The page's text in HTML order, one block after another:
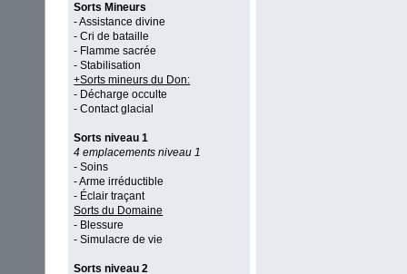
Sorts Mineurs
- Assistance divine
- Cri de bataille
- Flamme sacrée
- Stabilisation
+Sorts mineurs du Don:
- Décharge occulte
- Contact glacial
Sorts niveau 1
4 emplacements niveau 1
- Soins
- Arme irréductible
- Éclair traçant
Sorts du Domaine
- Blessure
- Simulacre de vie
Sorts niveau 2